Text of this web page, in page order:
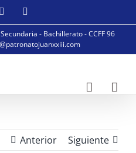
Instagram
- Bachillerato - CCFF 96
Anterior Siguiente